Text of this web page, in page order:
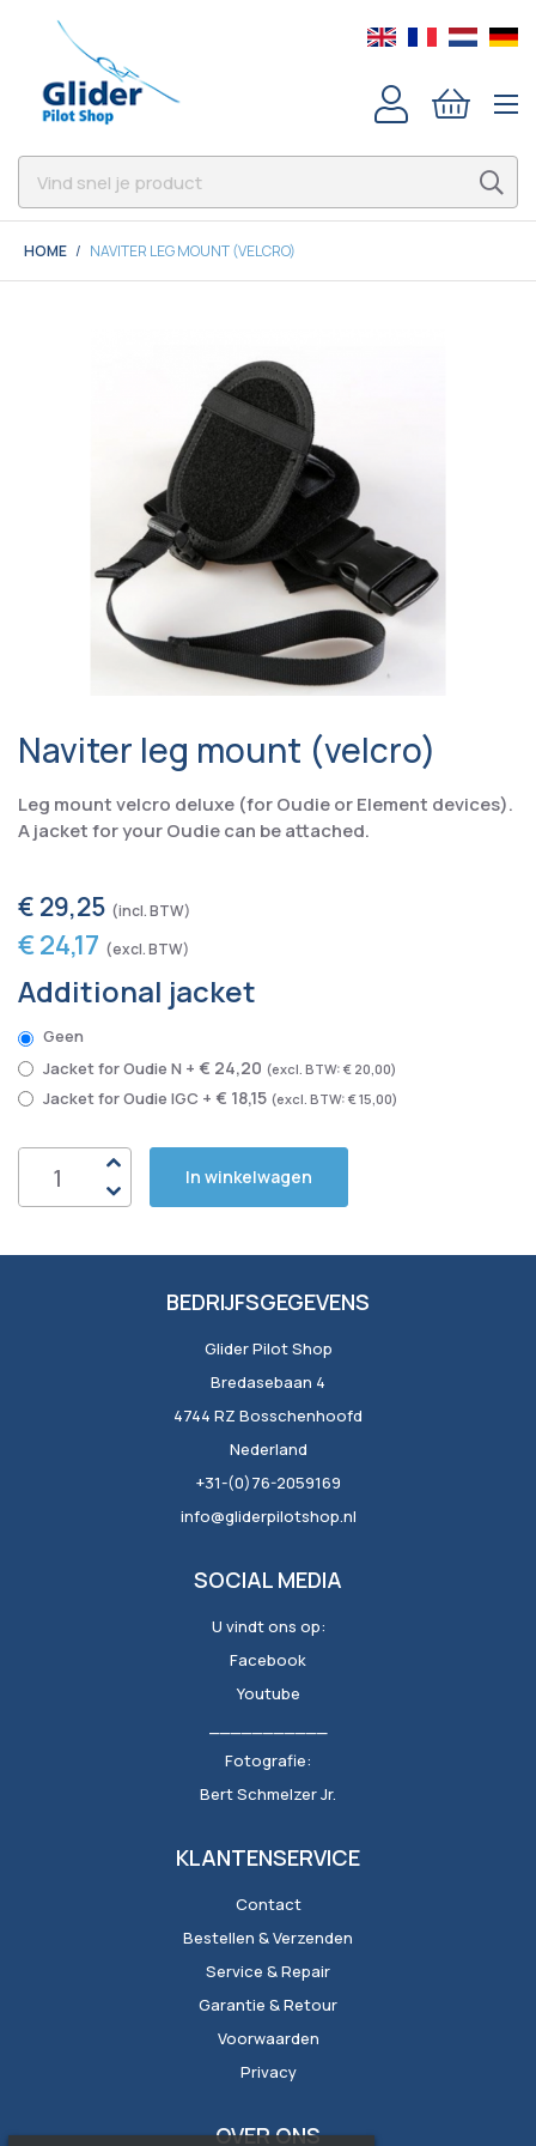
HOME NAVITER LEG MOUNT (VELCRO)
Naviter leg mount (velcro)
Leg mount velcro deluxe (for Oudie or Element devices).
A jacket for your Oudie can be attached.
€ 29,25
€ 24,17
Additional jacket
Geen
Jacket for Oudie N + € 24,20 € 20,00
Jacket for Oudie IGC + € 18,15 € 15,00
In winkelwagen
BEDRIJFSGEGEVENS
Glider Pilot Shop
Bredasebaan 4
4744 RZ Bosschenhoofd
Nederland
+31-(0)76-2059169
info@gliderpilotshop.nl
SOCIAL MEDIA
U vindt ons op:
Facebook
Youtube
Fotografie:
Bert Schmelzer Jr.
KLANTENSERVICE
Contact
Bestellen & Verzenden
Service & Repair
Garantie & Retour
Voorwaarden
Privacy
OVER ONS